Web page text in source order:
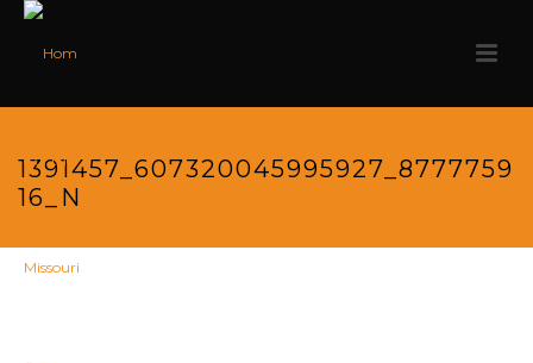
1391457_607320045995927_8777759
16_N